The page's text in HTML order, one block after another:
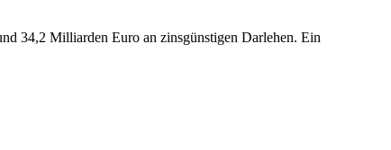
34,2 Milliarden Euro an zinsgünstigen Darlehen. Ein